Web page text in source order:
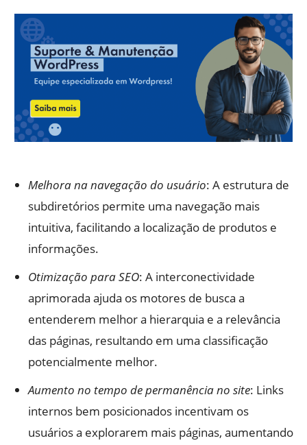
Melhora na navegação do usuário: A estrutura de
subdiretórios permite uma navegação mais
intuitiva, facilitando a localização de produtos e
informações.
Otimização para SEO: A interconectividade
aprimorada ajuda os motores de busca a
entenderem melhor a hierarquia e a relevância
das páginas, resultando em uma classificação
potencialmente melhor.
Aumento no tempo de permanência no site: Links
internos bem posicionados incentivam os
usuários a explorarem mais páginas, aumentando